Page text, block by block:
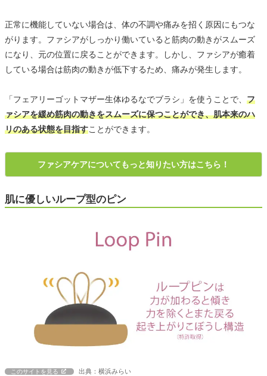
正常に機能していない場合は、体の不調や痛みを招く原因にもつな
がります。ファシアがしっかり働いていると筋肉の動きがスムーズ
になり、元の位置に戻ることができます。しかし、ファシアが癒着
している場合は筋肉の動きが低下するため、痛みが発生します。
「フェアリーゴットマザー生体ゆるなでブラシ」を使うことで、 フ
ァシアを緩め筋肉の動きをスムーズに保つことができ、肌本来のハ
リのある状態を目指すことができます。
ファシアケアについてもっと知りたい方はこちら！
肌に優しいループ型のピン
このサイトを見る 出典：横浜みらい